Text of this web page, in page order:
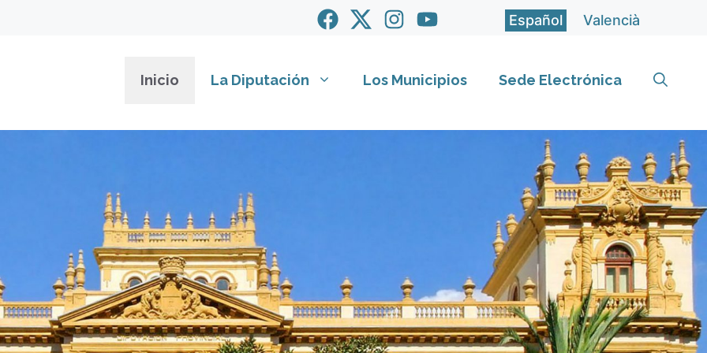
Español Valencià
Inicio La Diputación Los Municipios Sede Electrónica